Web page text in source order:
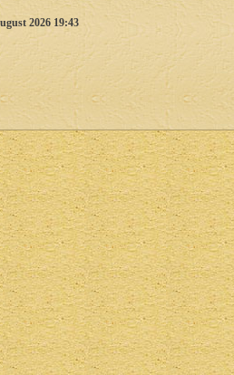
2026 19:43